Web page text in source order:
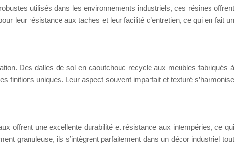
utilisés dans les environnements industriels, ces résines offrent
leur résistance aux taches et leur facilité d’entretien, ce qui en fait un
Des dalles de sol en caoutchouc recyclé aux meubles fabriqués à
finitions uniques. Leur aspect souvent imparfait et texturé s’harmonise
offrent une excellente durabilité et résistance aux intempéries, ce qui
granuleuse, ils s’intègrent parfaitement dans un décor industriel tout